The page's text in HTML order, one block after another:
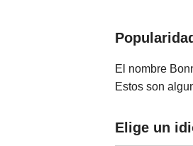
El nombre
Estos son
Elige un